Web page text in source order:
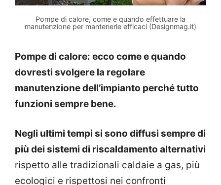
Pompe di calore, come e quando effettuare la
manutenzione per mantenerle efficaci (Designmag.it)
Pompe di calore: ecco come e quando
dovresti svolgere la regolare
manutenzione dell’impianto perché tutto
funzioni sempre bene.
Negli ultimi tempi si sono diffusi sempre di
più dei sistemi di riscaldamento alternativi
rispetto alle tradizionali caldaie a gas, più
ecologici e rispettosi nei confronti